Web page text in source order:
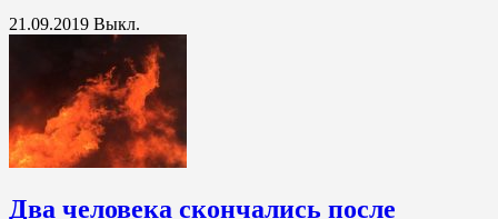
21.09.2019 Выкл.
Два человека скончались после